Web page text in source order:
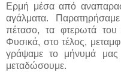
Ερμή μέσα από
αγάλματα.
πέτασο, τα φτερωτά του
Φυσικά, στο τέλος,
γράψαμε το μήνυμά
μεταδώσουμε.